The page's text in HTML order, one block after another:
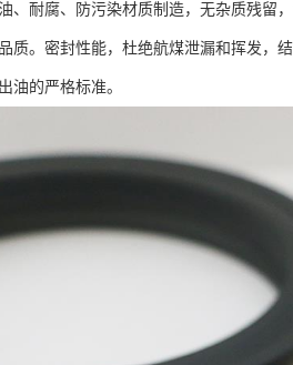
、耐腐、防污染材质制造，无杂质残留
质。密封性能，杜绝航煤泄漏和挥发，
油的严格标准。